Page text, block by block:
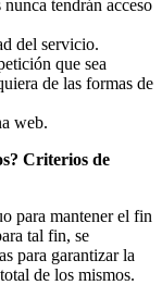
tendrán acceso
del servicio.
que sea
de las formas de
web.
Criterios de
para mantener el fin
tal fin, se
para garantizar la
de los mismos.